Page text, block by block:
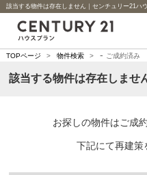
該当する物件は存在しません｜センチュリー21ハ
TOPページ > 物件検索 > - ご成約済み
該当する物件は存在しませ
お探しの物件はご成
下記にて再建策